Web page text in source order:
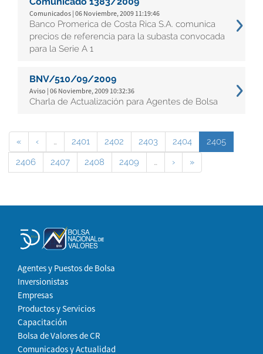
Comunicados | 06 Noviembre, 2009 11:19:46
Banco Promerica de Costa Rica S.A. comunica
precios de referencia para la subasta convocada
para la Serie A 1
BNV/510/09/2009
Aviso | 06 Noviembre, 2009 10:32:36
Charla de Actualización para Agentes de Bolsa
« ‹ … 2401 2402 2403 2404
2405
2406
2407 2408 2409 … › »
Agentes y Puestos de Bolsa
Inversionistas
Empresas
Productos y Servicios
Capacitación
Bolsa de Valores de CR
Comunicados y Actualidad